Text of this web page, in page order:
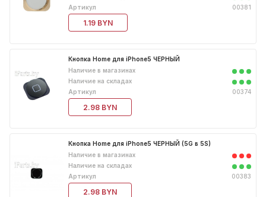
Артикул
00381
1.19 BYN
Кнопка Home для iPhone5 ЧЕРНЫЙ
Наличие в магазинах
Наличие на складах
Артикул
00374
2.98 BYN
Кнопка Home для iPhone5 ЧЕРНЫЙ (5G в 5S)
Наличие в магазинах
Наличие на складах
Артикул
00383
2.98 BYN